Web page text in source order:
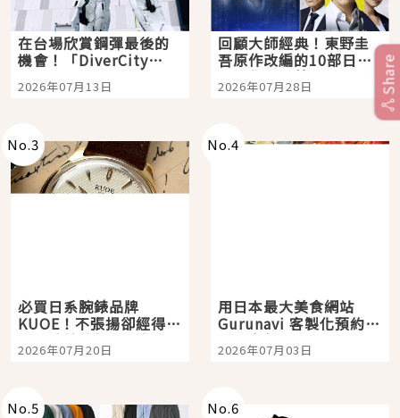
在台場欣賞鋼彈最後的
機會！「DiverCity
Tokyo Plaza」搭船、
購物、美食及夜景，一
2026年07月13日
回顧大師經典！東野圭
吾原作改編的10部日本
影視作品推薦
2026年07月28日
No.3
必買日系腕錶品牌
KUOE！不張揚卻經得起
時間洗鍊的經典之作五
選
2026年07月20日
No.4
用日本最大美食網站
Gurunavi 客製化預約九
大都市餐廳，打造專屬
美食體驗！
2026年07月03日
No.5 No.6
Share